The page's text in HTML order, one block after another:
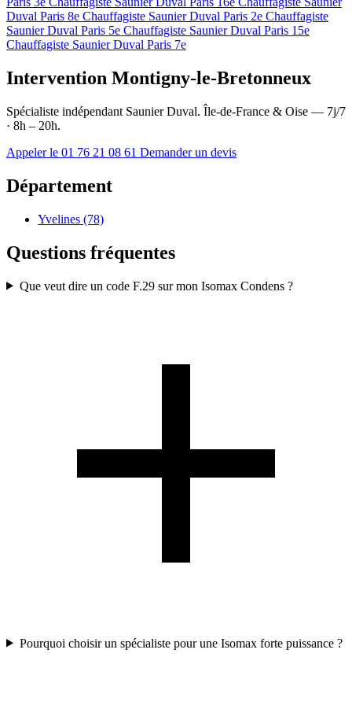
Duval Paris 8e Chauffagiste Saunier Duval Paris 2e Chauffagiste
Saunier Duval Paris 5e Chauffagiste Saunier Duval Paris 15e
Chauffagiste Saunier Duval Paris 7e
Intervention Montigny-le-Bretonneux
Spécialiste indépendant Saunier Duval. Île-de-France & Oise — 7j/7
· 8h – 20h.
Appeler le 01 76 21 08 61 Demander un devis
Département
Yvelines (78)
Questions fréquentes
Que veut dire un code F.29 sur mon Isomax Condens ?
Pourquoi choisir un spécialiste pour une Isomax forte puissance ?